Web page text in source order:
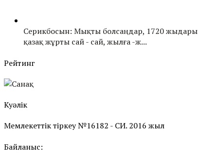
Серикбосын: Мықты болсаңдар, 1720 жыдары
қазақ жұрты сай - сай, жылға -ж...
Рейтинг
Куәлік
Мемлекеттік тіркеу №16182 - СИ. 2016 жыл
Байланыс: